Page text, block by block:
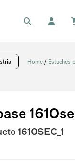
Home / Estuches
1610SEC_1